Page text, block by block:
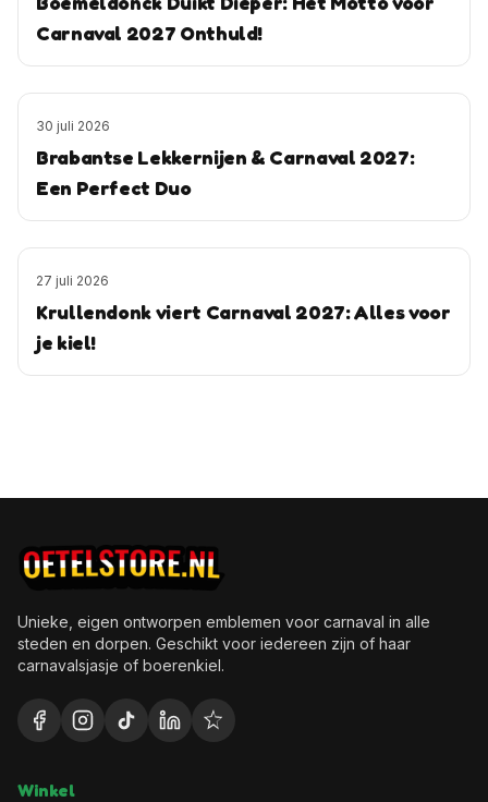
Carnaval 2027 Onthuld!
30 juli 2026
Brabantse Lekkernijen & Carnaval 2027:
Een Perfect Duo
27 juli 2026
Krullendonk viert Carnaval 2027: Alles voor
je kiel!
Unieke, eigen ontworpen emblemen voor carnaval in alle
steden en dorpen. Geschikt voor iedereen zijn of haar
carnavalsjasje of boerenkiel.
Winkel